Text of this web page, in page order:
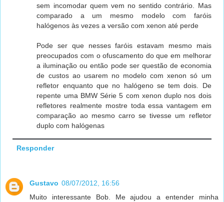
sem incomodar quem vem no sentido contrário. Mas
comparado a um mesmo modelo com faróis
halógenos às vezes a versão com xenon até perde
Pode ser que nesses faróis estavam mesmo mais
preocupados com o ofuscamento do que em melhorar
a iluminação ou então pode ser questão de economia
de custos ao usarem no modelo com xenon só um
refletor enquanto que no halógeno se tem dois. De
repente uma BMW Série 5 com xenon duplo nos dois
refletores realmente mostre toda essa vantagem em
comparação ao mesmo carro se tivesse um refletor
duplo com halógenas
Responder
Gustavo 08/07/2012, 16:56
Muito interessante Bob. Me ajudou a entender minha